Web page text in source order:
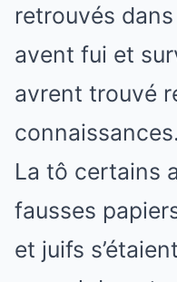
retrouvés
avent fui et
avrent trouvé
connaissances.
La tô certains
fausses
et juifs